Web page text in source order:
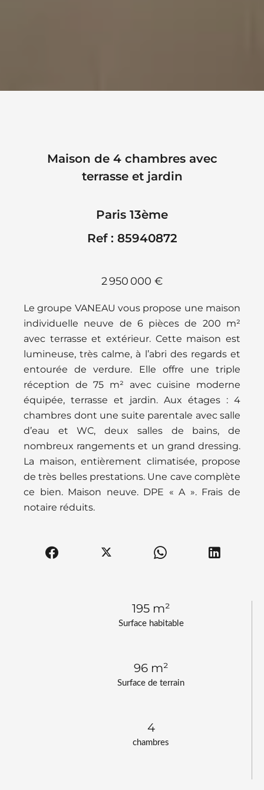
Surface habitable
195 m²
Surface de terrain
96 m²
chambres
4
Maison de 4 chambres avec
terrasse et jardin
Paris 13ème
Ref : 85940872
2 950 000 €
Le groupe VANEAU vous propose une maison
individuelle neuve de 6 pièces de 200 m²
avec terrasse et extérieur. Cette maison est
lumineuse, très calme, à l’abri des regards et
entourée de verdure. Elle offre une triple
réception de 75 m² avec cuisine moderne
équipée, terrasse et jardin. Aux étages : 4
chambres dont une suite parentale avec salle
d’eau et WC, deux salles de bains, de
nombreux rangements et un grand dressing.
La maison, entièrement climatisée, propose
de très belles prestations. Une cave complète
ce bien. Maison neuve. DPE « A ». Frais de
notaire réduits.